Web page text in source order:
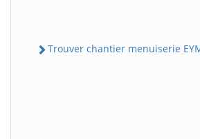
Trouver chantier menuiserie